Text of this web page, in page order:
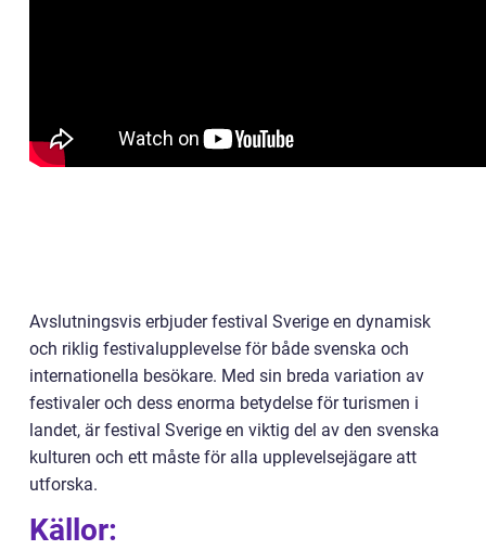
Avslutningsvis erbjuder festival Sverige en dynamisk
och riklig festivalupplevelse för både svenska och
internationella besökare. Med sin breda variation av
festivaler och dess enorma betydelse för turismen i
landet, är festival Sverige en viktig del av den svenska
kulturen och ett måste för alla upplevelsejägare att
utforska.
Källor: